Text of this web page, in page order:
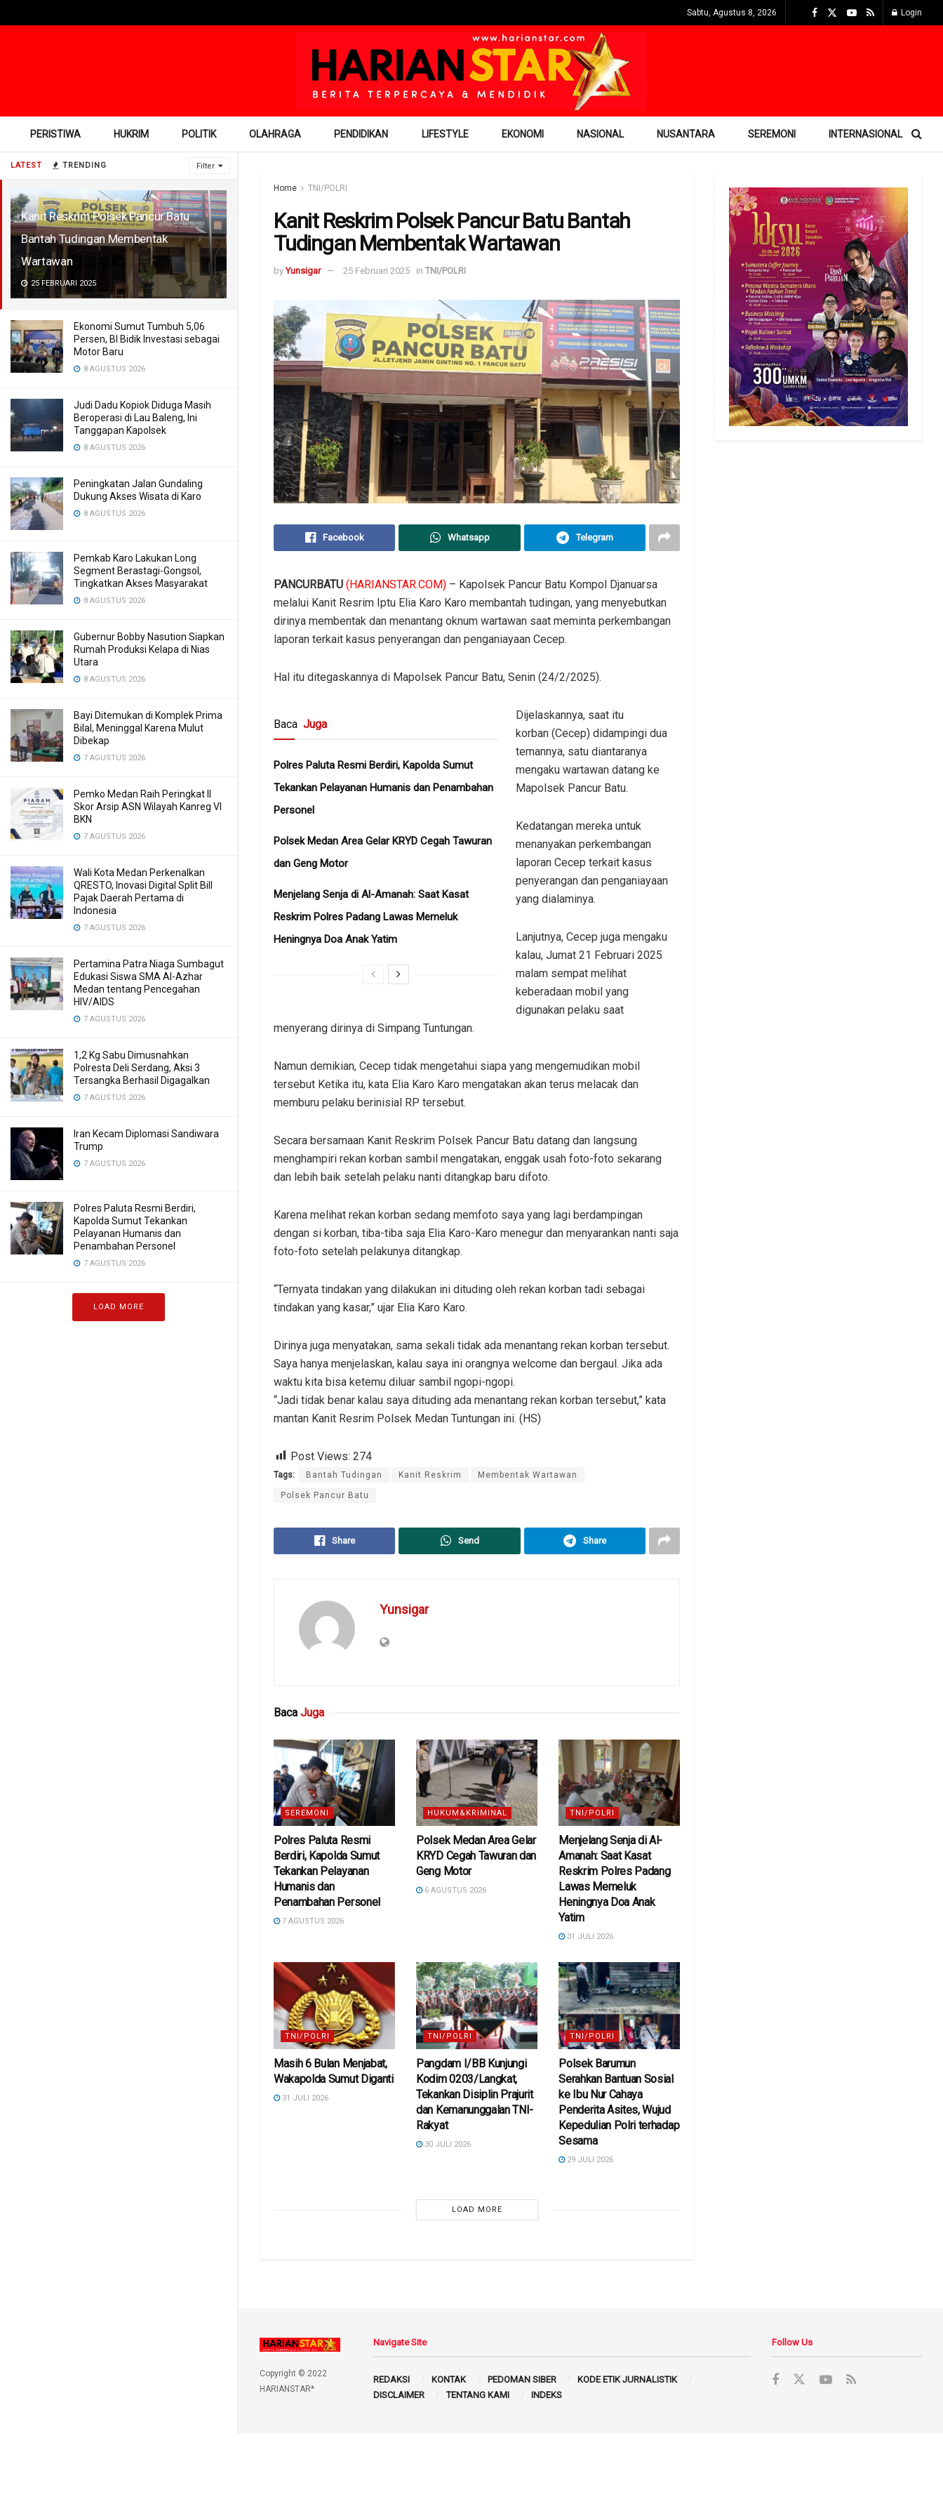
LATEST TRENDING Filter
Kanit Reskrim Polsek Pancur Batu
Bantah Tudingan Membentak
Wartawan
25 FEBRUARI 2025
Ekonomi Sumut Tumbuh 5,06
Persen, BI Bidik Investasi sebagai
Motor Baru
8 AGUSTUS 2026
Judi Dadu Kopiok Diduga Masih
Beroperasi di Lau Baleng, Ini
Tanggapan Kapolsek
8 AGUSTUS 2026
Peningkatan Jalan Gundaling
Dukung Akses Wisata di Karo
8 AGUSTUS 2026
Pemkab Karo Lakukan Long
Segment Berastagi-Gongsol,
Tingkatkan Akses Masyarakat
8 AGUSTUS 2026
Gubernur Bobby Nasution Siapkan
Rumah Produksi Kelapa di Nias
Utara
8 AGUSTUS 2026
Bayi Ditemukan di Komplek Prima
Bilal, Meninggal Karena Mulut
Dibekap
7 AGUSTUS 2026
Pemko Medan Raih Peringkat II
Skor Arsip ASN Wilayah Kanreg VI
BKN
7 AGUSTUS 2026
Wali Kota Medan Perkenalkan
QRESTO, Inovasi Digital Split Bill
Pajak Daerah Pertama di
Indonesia
7 AGUSTUS 2026
Pertamina Patra Niaga Sumbagut
Edukasi Siswa SMA Al-Azhar
Medan tentang Pencegahan
HIV/AIDS
7 AGUSTUS 2026
1,2 Kg Sabu Dimusnahkan
Polresta Deli Serdang, Aksi 3
Tersangka Berhasil Digagalkan
7 AGUSTUS 2026
Iran Kecam Diplomasi Sandiwara
Trump
7 AGUSTUS 2026
Polres Paluta Resmi Berdiri,
Kapolda Sumut Tekankan
Pelayanan Humanis dan
Penambahan Personel
7 AGUSTUS 2026
LOAD MORE
Sabtu, Agustus 8, 2026 Login
PERISTIWA HUKRIM POLITIK OLAHRAGA PENDIDIKAN LIFESTYLE EKONOMI NASIONAL NUSANTARA SEREMONI INTERNASIONAL
Home TNI/POLRI
Kanit Reskrim Polsek Pancur Batu Bantah
Tudingan Membentak Wartawan
by Yunsigar 25 Februari 2025 in TNI/POLRI
Facebook Whatsapp Telegram
PANCURBATU (HARIANSTAR.COM) – Kapolsek Pancur Batu Kompol Djanuarsa
melalui Kanit Resrim Iptu Elia Karo Karo membantah tudingan, yang menyebutkan
dirinya membentak dan menantang oknum wartawan saat meminta perkembangan
laporan terkait kasus penyerangan dan penganiayaan Cecep.
Hal itu ditegaskannya di Mapolsek Pancur Batu, Senin (24/2/2025).
Baca Juga
Polres Paluta Resmi Berdiri, Kapolda Sumut
Tekankan Pelayanan Humanis dan Penambahan
Personel
Polsek Medan Area Gelar KRYD Cegah Tawuran
dan Geng Motor
Menjelang Senja di Al-Amanah: Saat Kasat
Reskrim Polres Padang Lawas Memeluk
Heningnya Doa Anak Yatim
Dijelaskannya, saat itu
korban (Cecep) didampingi dua
temannya, satu diantaranya
mengaku wartawan datang ke
Mapolsek Pancur Batu.
Kedatangan mereka untuk
menanyakan perkembangan
laporan Cecep terkait kasus
penyerangan dan penganiayaan
yang dialaminya.
Lanjutnya, Cecep juga mengaku
kalau, Jumat 21 Februari 2025
malam sempat melihat
keberadaan mobil yang
digunakan pelaku saat
menyerang dirinya di Simpang Tuntungan.
Namun demikian, Cecep tidak mengetahui siapa yang mengemudikan mobil
tersebut Ketika itu, kata Elia Karo Karo mengatakan akan terus melacak dan
memburu pelaku berinisial RP tersebut.
Secara bersamaan Kanit Reskrim Polsek Pancur Batu datang dan langsung
menghampiri rekan korban sambil mengatakan, enggak usah foto-foto sekarang
dan lebih baik setelah pelaku nanti ditangkap baru difoto.
Karena melihat rekan korban sedang memfoto saya yang lagi berdampingan
dengan si korban, tiba-tiba saja Elia Karo-Karo menegur dan menyarankan nanti saja
foto-foto setelah pelakunya ditangkap.
“Ternyata tindakan yang dilakukan ini dituding oleh rekan korban tadi sebagai
tindakan yang kasar,” ujar Elia Karo Karo.
Dirinya juga menyatakan, sama sekali tidak ada menantang rekan korban tersebut.
Saya hanya menjelaskan, kalau saya ini orangnya welcome dan bergaul. Jika ada
waktu kita bisa ketemu diluar sambil ngopi-ngopi.
“Jadi tidak benar kalau saya dituding ada menantang rekan korban tersebut,” kata
mantan Kanit Resrim Polsek Medan Tuntungan ini. (HS)
Post Views: 274
Tags: Bantah Tudingan Kanit Reskrim Membentak Wartawan
Polsek Pancur Batu
Share Send Share
Yunsigar
Baca Juga
SEREMONI
Polres Paluta Resmi
Berdiri, Kapolda Sumut
Tekankan Pelayanan
Humanis dan
Penambahan Personel
7 AGUSTUS 2026
HUKUM&KRIMINAL
Polsek Medan Area Gelar
KRYD Cegah Tawuran dan
Geng Motor
6 AGUSTUS 2026
TNI/POLRI
Menjelang Senja di Al-
Amanah: Saat Kasat
Reskrim Polres Padang
Lawas Memeluk
Heningnya Doa Anak
Yatim
31 JULI 2026
TNI/POLRI
Masih 6 Bulan Menjabat,
Wakapolda Sumut Diganti
31 JULI 2026
TNI/POLRI
Pangdam I/BB Kunjungi
Kodim 0203/Langkat,
Tekankan Disiplin Prajurit
dan Kemanunggalan TNI-
Rakyat
30 JULI 2026
TNI/POLRI
Polsek Barumun
Serahkan Bantuan Sosial
ke Ibu Nur Cahaya
Penderita Asites, Wujud
Kepedulian Polri terhadap
Sesama
29 JULI 2026
LOAD MORE
Copyright © 2022
HARIANSTAR*
Navigate Site
REDAKSI KONTAK PEDOMAN SIBER
KODE ETIK JURNALISTIK
DISCLAIMER
TENTANG KAMI INDEKS
Follow Us